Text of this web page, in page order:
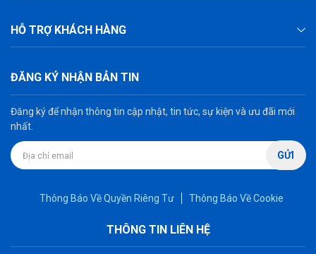
HỖ TRỢ KHÁCH HÀNG
ĐĂNG KÝ NHẬN BẢN TIN
Đăng ký để nhận thông tin cập nhật, tin tức, sự kiện và ưu đãi mới
nhất.
GỬI
THÔNG TIN LIÊN HỆ
Thông Báo Về Quyền Riêng Tư Thông Báo Về Cookie